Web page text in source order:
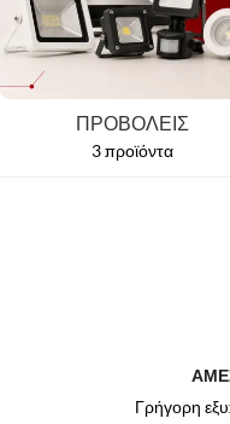
ΠΡΟΒΟΛΕΙΣ
3 προϊόντα
Γρήγορη